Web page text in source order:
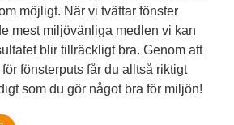
möjligt. När vi tvättar fönster
mest miljövänliga medlen vi kan
blir tillräckligt bra. Genom att
fönsterputs får du alltså riktigt
som du gör något bra för miljön!